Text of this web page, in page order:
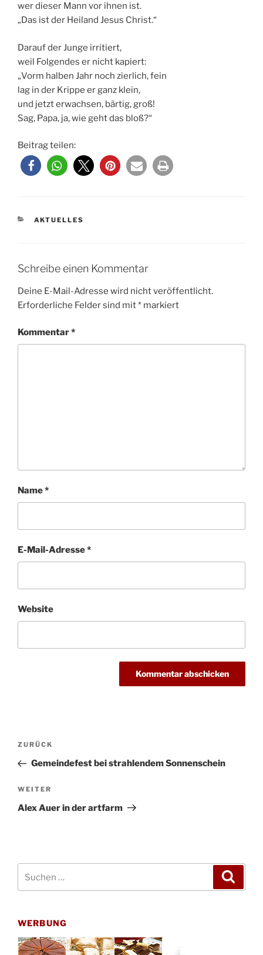
wer dieser Mann vor ihnen ist.
„Das ist der Heiland Jesus Christ.“
Darauf der Junge irritiert,
weil Folgendes er nicht kapiert:
„Vorm halben Jahr noch zierlich, fein
lag in der Krippe er ganz klein,
und jetzt erwachsen, bärtig, groß!
Sag, Papa, ja, wie geht das bloß?“
Beitrag teilen:
KATEGORIEN
AKTUELLES
Schreibe einen Kommentar
Deine E-Mail-Adresse wird nicht veröffentlicht.
Erforderliche Felder sind mit* markiert
Kommentar*
Name*
E-Mail-Adresse*
Website
Beitragsnavigation
Vorheriger
Beitrag
ZURÜCK
Gemeindefest bei strahlendem Sonnenschein
Nächster
Beitrag
WEITER
Alex Auer in der artfarm
WERBUNG